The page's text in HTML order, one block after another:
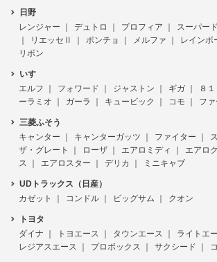
日野
レンジャー
デュトロ プロフィア スーパー
リエッセⅡ
ポンチョ メルファ レインボ
リボン
いすゞ
エルフ
フォワード ジャストン ギガ ８１
ーラミオ
ガーラ キュービック コモ フ
三菱ふそう
キャンター
キャンターガッツ ファイター
ザ・グレート
ローザ エアロミディ エアロ
ス
エアロスター デリカ ミニキャブ
UDトラックス（日産）
カゼット
コンドル ビッグサム クオン
トヨタ
ダイナ
トヨエース タウンエース ライトエ
レジアスエース
プロボックス サクシード